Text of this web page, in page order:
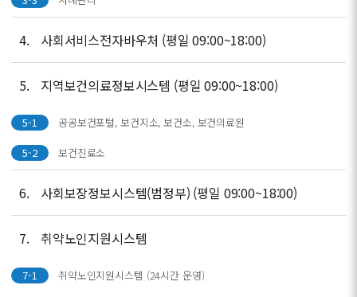
4. 사회서비스전자바우처 (평일 09:00~18:00)
5. 지역보건의료정보시스템 (평일 09:00~18:00)
5-1
공공보건포털, 보건지소, 보건소, 보건의료원
5-2
보건진료소
6. 사회보장정보시스템(범정부) (평일 09:00~18:00)
7. 취약노인지원시스템
7-1
취약노인지원시스템 (24시간 운영)